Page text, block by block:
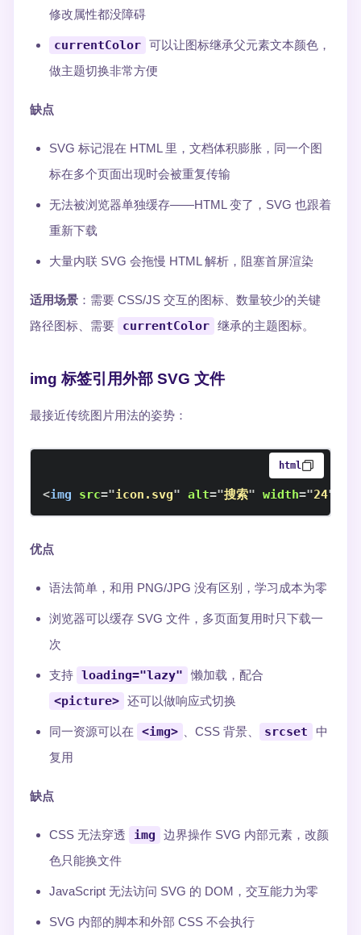
修改属性都没障碍
currentColor 可以让图标继承父元素文本颜色，
做主题切换非常方便
缺点
SVG 标记混在 HTML 里，文档体积膨胀，同一个图
标在多个页面出现时会被重复传输
无法被浏览器单独缓存——HTML 变了，SVG 也跟着
重新下载
大量内联 SVG 会拖慢 HTML 解析，阻塞首屏渲染
适用场景 ：需要 CSS/JS 交互的图标、数量较少的关键
路径图标、需要
currentColor 继承的主题图标。
img 标签引用外部 SVG 文件
最接近传统图片用法的姿势：
html
<img src="icon.svg" alt="搜索" width="24"
优点
语法简单，和用 PNG/JPG 没有区别，学习成本为零
浏览器可以缓存 SVG 文件，多页面复用时只下载一
次
支持 loading="lazy" 懒加载，配合
<picture> 还可以做响应式切换
同一资源可以在 <img> 、CSS 背景、 srcset
中
复用
缺点
CSS 无法穿透 img
边界操作 SVG 内部元素，改颜
色只能换文件
JavaScript 无法访问 SVG 的 DOM，交互能力为零
SVG 内部的脚本和外部 CSS 不会执行